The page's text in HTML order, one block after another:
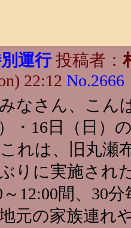
運行投稿者：
22:12 No.2666
なさん、こん
・16日（日）
れは、旧丸瀬
りに実施され
～12:00間、30
元の家族連れ